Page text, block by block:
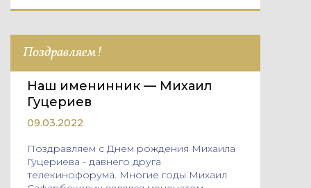
Поздравляем!
Наш именинник — Михаил
Гуцериев
09.03.2022
Поздравляем с Днем рождения Михаила
Гуцериева - давнего друга
телекинофорума. Многие годы Михаил